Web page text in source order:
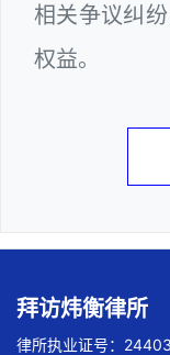
相关争议纠
权益。
拜访炜衡律所
律所执业证号：